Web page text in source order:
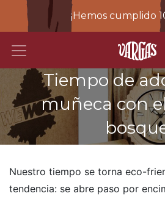
¡Hemos cumplido
Tiempo de
muñeca con
Nuestro tiempo se torna eco-
tendencia: se abre paso por